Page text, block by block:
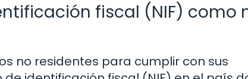
fiscal (NIF) como
no residentes para cumplir con sus